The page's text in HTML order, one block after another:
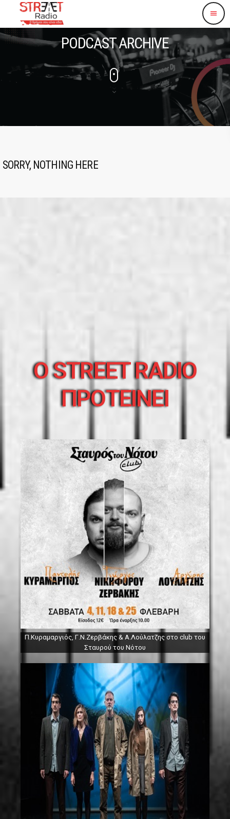
menu
PODCAST ARCHIVE
SORRY, NOTHING HERE
O STREET RADIO
ΠΡΟΤΕΙΝΕΙ
Π.Κυραμαργιός, Γ.Ν.Ζερβάκης & Α.Λούλατζης στο club του
Σταυρού του Νότου